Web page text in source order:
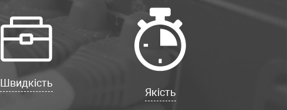
Швидкість
Якість